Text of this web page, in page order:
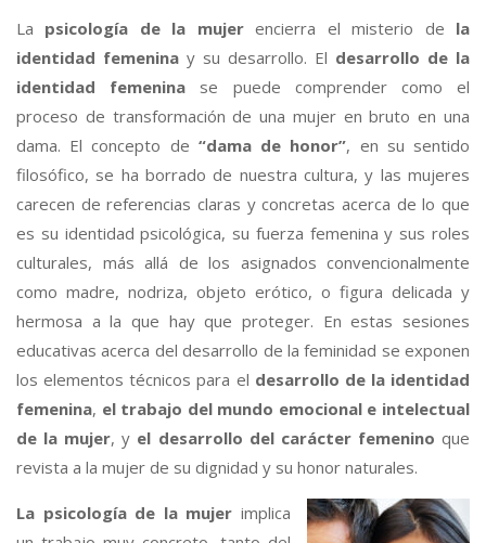
La psicología de la mujerencierra el misterio de la
identidad femenina y su desarrollo. El desarrollo de la
identidad femenina se puede comprender como el
proceso de transformación de una mujer en bruto en una
dama. El concepto de “dama de honor”, en su sentido
filosófico, se ha borrado de nuestra cultura, y las mujeres
carecen de referencias claras y concretas acerca de lo que
es su identidad psicológica, su fuerza femenina y sus roles
culturales, más allá de los asignados convencionalmente
como madre, nodriza, objeto erótico, o figura delicada y
hermosa a la que hay que proteger. En estas sesiones
educativas acerca del desarrollo de la feminidad se exponen
los elementos técnicos para el desarrollo de la identidad
femenina, el trabajo del mundo emocional e intelectual
de la mujer, y el desarrollo del carácter femenino que
revista a la mujer de su dignidad y su honor naturales.
La psicología de la mujer implica